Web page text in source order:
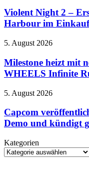
Unterwasserwelt
erschienen
2
–
Erster
zeigt
David
Harbour
Einkaufszentrum
Violent Night 2 –
Harbour im
Milestone
mit
neuem
Trailer
HOT
Infinite
Rush
Rush-
Squad-
System
5. August 2026
Milestone heizt mit
WHEELS Infinite
Capcom
neue
Monster
Hunter
Demo
und
5. August 2026
Capcom
Demo und kündigt
Kategorien
Kategorien